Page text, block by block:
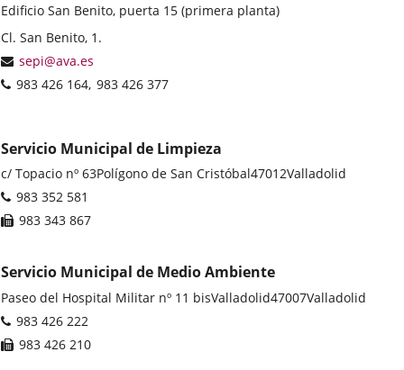
Edificio San Benito, puerta 15 (primera planta)
Postal
address
Cl. San Benito, 1.
Email
sepi@ava.es
Phones
983 426 164 983 426 377
Servicio Municipal de Limpieza
Postal
address
c/ Topacio nº 63Polígono de San Cristóbal47012Valladolid
Phones
983 352 581
Fax
983 343 867
Servicio Municipal de Medio Ambiente
Postal
address
Paseo del Hospital Militar nº 11 bisValladolid47007Valladolid
Phones
983 426 222
Fax
983 426 210